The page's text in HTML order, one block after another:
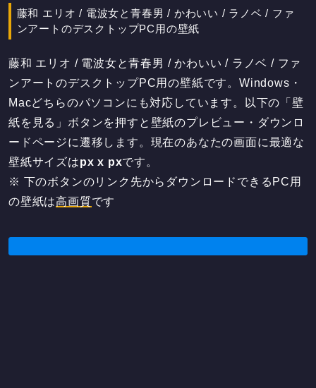
藤和 エリオ / 電波女と青春男 / かわいい / ラノベ / ファ
ンアートのデスクトップPC用の壁紙
藤和 エリオ / 電波女と青春男 / かわいい / ラノベ / ファ
ンアートのデスクトップPC用の壁紙です。Windows・
Macどちらのパソコンにも対応しています。以下の「壁
紙を見る」ボタンを押すと壁紙のプレビュー・ダウンロ
ードページに遷移します。現在のあなたの画面に最適な
壁紙サイズはpx x pxです。
※ 下のボタンのリンク先からダウンロードできるPC用
の壁紙は高画質です